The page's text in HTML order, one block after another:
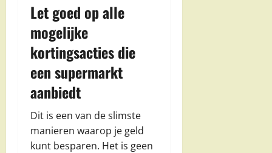
Let goed op alle
mogelijke
kortingsacties die
een supermarkt
aanbiedt
Dit is een van de slimste
manieren waarop je geld
kunt besparen. Het is geen